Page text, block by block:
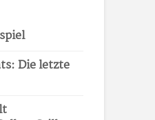
Die letzte